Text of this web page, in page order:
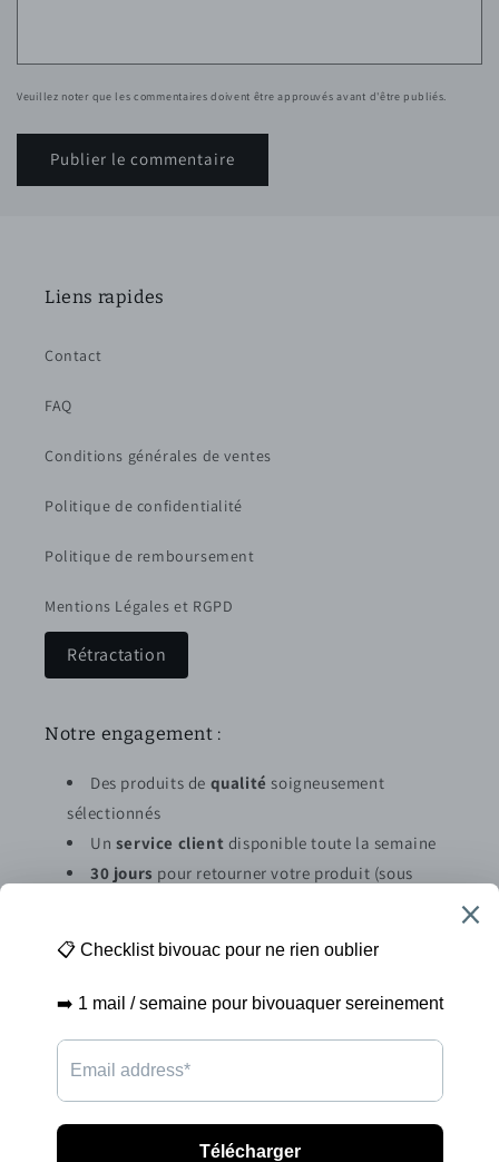
Veuillez noter que les commentaires doivent être approuvés avant d'être publiés.
Liens rapides
Contact
FAQ
Conditions générales de ventes
Politique de confidentialité
Politique de remboursement
Mentions Légales et RGPD
Rétractation
Notre engagement :
Des produits de qualité soigneusement
sélectionnés
Un service client disponible toute la semaine
30 jours pour retourner votre produit (sous
Moyens